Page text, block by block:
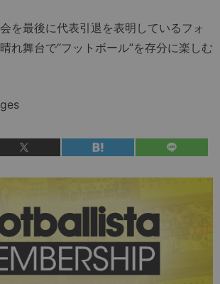
を最後に代表引退を表明しているフォ
れ舞台で“フットボール”を存分に楽しむ